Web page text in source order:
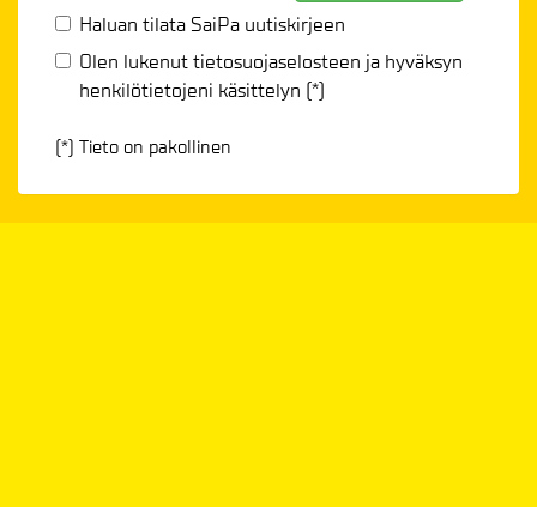
Haluan tilata SaiPa uutiskirjeen
Olen lukenuttietosuojaselosteen ja hyväksyn
henkilötietojeni käsittelyn (*)
(*) Tieto on pakollinen